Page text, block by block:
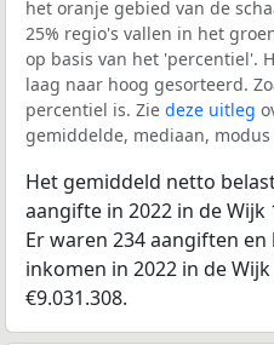
het oranje gebied van de
25% regio's vallen in het
op basis van het 'percentiel'.
laag naar hoog gesorteerd.
percentiel is. Zie deze uitleg
gemiddelde, mediaan,
Het gemiddeld netto
aangifte in 2022 in de Wijk
Er waren 234 aangiften
inkomen in 2022 in de
€9.031.308.